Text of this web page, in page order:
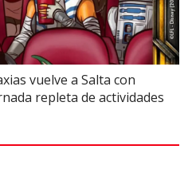
vuelve a Salta con
repleta de actividades